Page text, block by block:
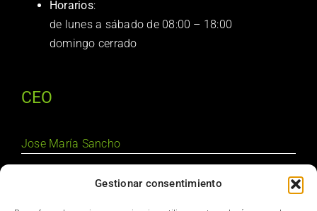
Gestionar consentimiento
Horarios:
de lunes a sábado de 08:00 – 18:00
domingo cerrado
CEO
Jose María Sancho